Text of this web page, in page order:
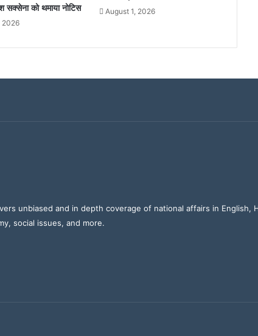
सक्सेना को थमाया नोटिस
2026
August 1, 2026
unbiased and in depth coverage of national affairs in English,
social issues, and more.